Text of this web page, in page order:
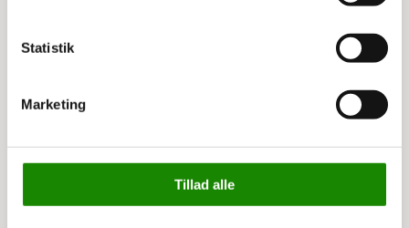
Statistik
Marketing
Tillad alle
Listepris 315,00 kr
98,75 kr inkl. moms
Køb nu